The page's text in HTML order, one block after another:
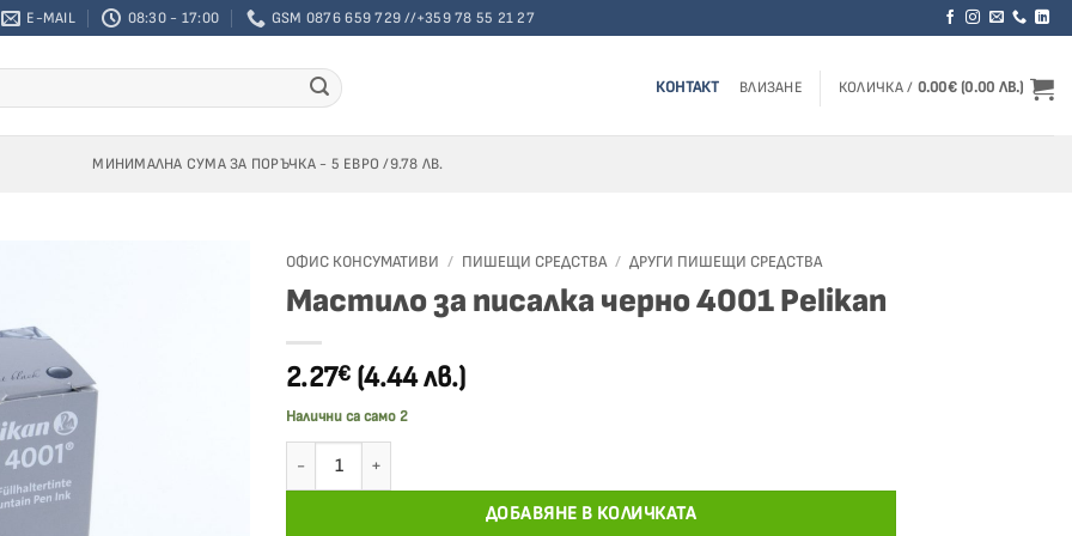
E-MAIL 08:30 - 17:00 GSM 0876 659 729 //+359 78 55 21 27
КОНТАКТ ВЛИЗАНЕ КОЛИЧКА / 0.00€(0.00 ЛВ.)
МИНИМАЛНА СУМА ЗА ПОРЪЧКА - 5 ЕВРО /9.78 ЛВ.
ОФИС КОНСУМАТИВИ / ПИШЕЩИ СРЕДСТВА / ДРУГИ ПИШЕЩИ СРЕДСТВА
Мастило за писалка черно 4001 Pelikan
2.27€ (4.44 лв.)
Налични са само 2
количество за Мастило за писалка черно 4001 Pelikan
ДОБАВЯНЕ В КОЛИЧКАТА